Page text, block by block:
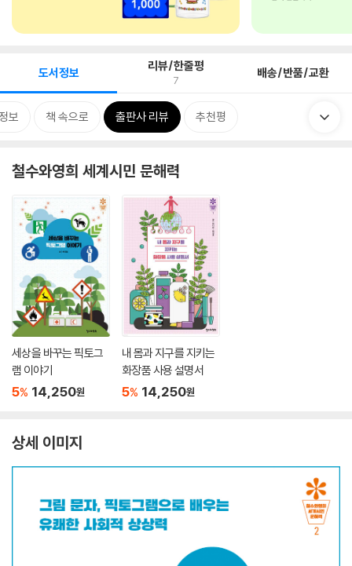
도서정보 리뷰/한줄평
7 배송/반품/교환
보 책 속으로 출판사 리뷰 추천평
철수와영희 세계시민 문해력
세상을 바꾸는 픽토그
램 이야기
5% 14,250원
내 몸과 지구를 지키는
화장품 사용 설명서
5% 14,250원
상세 이미지